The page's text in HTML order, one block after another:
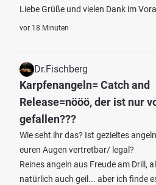
Liebe Grüße und vielen Dank im
vor 18 Minuten
Dr.Fischberg
Karpfenangeln= Catch and
Release=nööö, der ist nur
gefallen???
Wie seht ihr das? Ist gezieltes
euren Augen vertretbar/ legal?
Reines angeln aus Freude am Drill,
natürlich auch geil... aber ich finde